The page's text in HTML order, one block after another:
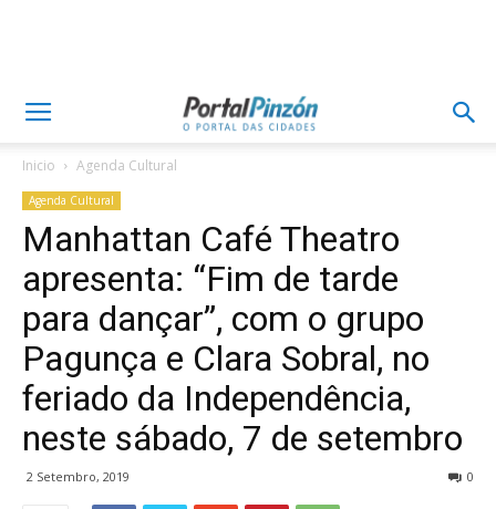
Inicio Agenda Cultural
Agenda Cultural
Manhattan Café Theatro
apresenta: “Fim de tarde
para dançar”, com o grupo
Pagunça e Clara Sobral, no
feriado da Independência,
neste sábado, 7 de setembro
2 Setembro, 2019 0